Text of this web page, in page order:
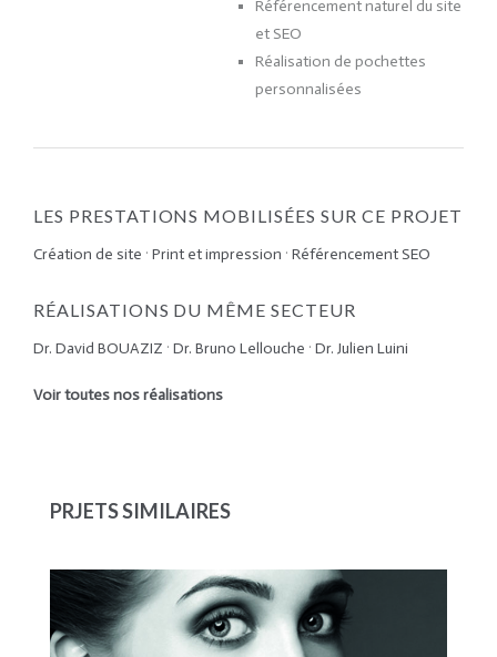
Référencement naturel du site
et SEO
Réalisation de pochettes
personnalisées
LES PRESTATIONS MOBILISÉES SUR CE PROJET
Création de site · Print et impression · Référencement SEO
RÉALISATIONS DU MÊME SECTEUR
Dr. David BOUAZIZ · Dr. Bruno Lellouche · Dr. Julien Luini
Voir toutes nos réalisations
PRJETS SIMILAIRES
ALPHA ESTHETIC
CHIRURGIEN ESTHÉTIQUE